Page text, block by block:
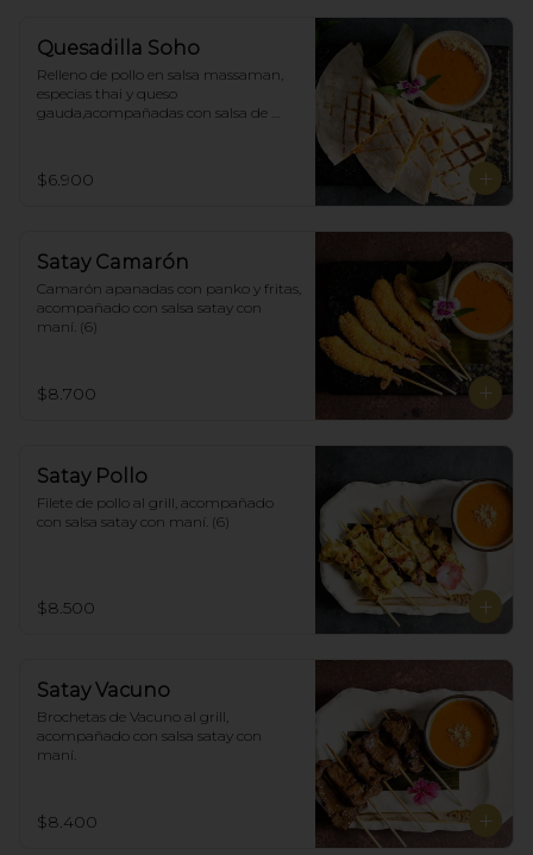
Quesadilla Soho
Relleno de pollo en salsa massaman,
especias thai y queso
gauda,acompañadas con salsa de
$6.900
Satay Camarón
Camarón apanadas con panko y fritas,
acompañado con salsa satay con
maní. (6)
$8.700
Satay Pollo
Filete de pollo al grill, acompañado
con salsa satay con maní. (6)
$8.500
Satay Vacuno
Brochetas de Vacuno al grill,
acompañado con salsa satay con
maní.
$8.400